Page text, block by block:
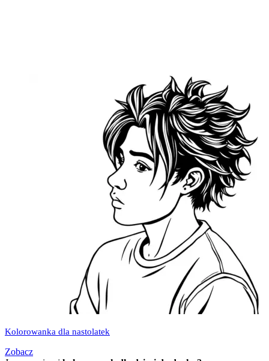
Kolorowanka dla nastolatek
Zobacz